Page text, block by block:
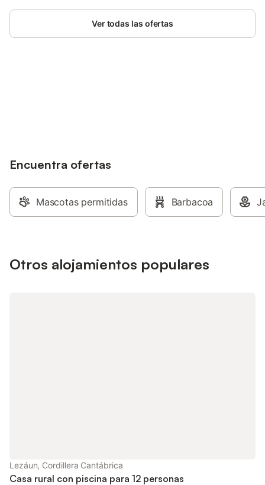
street views, and is 50 km from Public
University of Navarra.
pool, free bikes, as
Ver todas las ofertas
Encuentra ofertas
Mascotas permitidas Barbacoa
Otros alojamientos populares
Lezáun, Cordillera Cantábrica
Casa rural con piscina para 12 personas